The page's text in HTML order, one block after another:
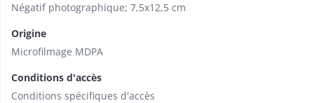
Négatif photographique; 7,5x12,5 cm
Origine
Microfilmage MDPA
Conditions d'accès
Conditions spécifiques d'accès